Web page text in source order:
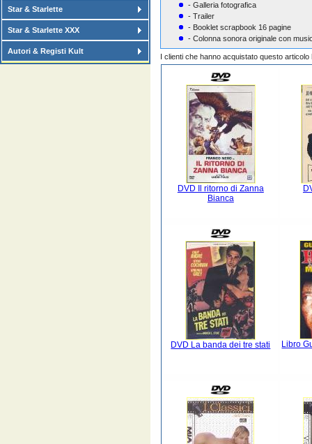
Star & Starlette
Star & Starlette XXX
Autori & Registi Kult
- Galleria fotografica
- Trailer
- Booklet scrapbook 16 pagine
- Colonna sonora originale con
I clienti che hanno acquistato questo
DVD Il ritorno di Zanna
Bianca
DVD La banda dei tre stati Libro